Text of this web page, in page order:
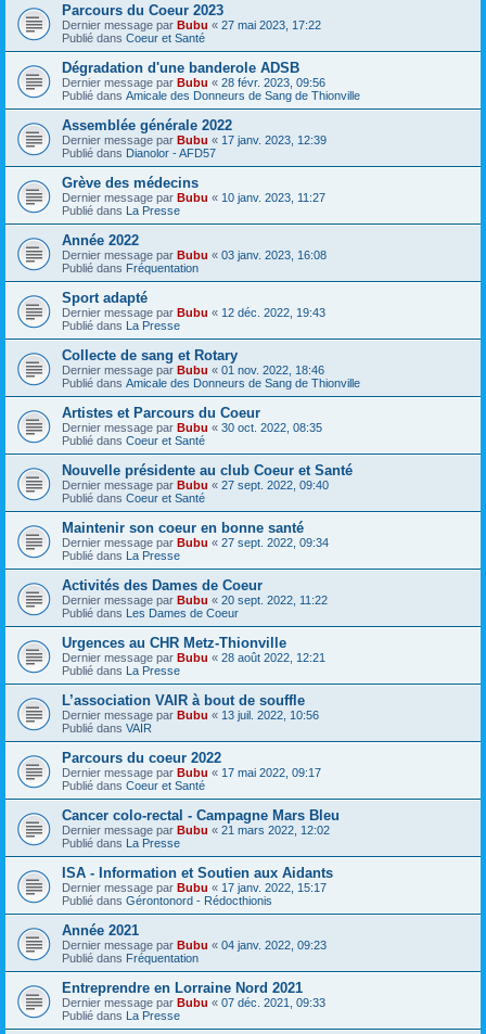
Parcours du Coeur 2023
Dernier message par Bubu « 27 mai 2023, 17:22
Publié dans Coeur et Santé
Dégradation d'une banderole ADSB
Dernier message par Bubu « 28 févr. 2023, 09:56
Publié dans Amicale des Donneurs de Sang de Thionville
Assemblée générale 2022
Dernier message par Bubu « 17 janv. 2023, 12:39
Publié dans Dianolor - AFD57
Grève des médecins
Dernier message par Bubu « 10 janv. 2023, 11:27
Publié dans La Presse
Année 2022
Dernier message par Bubu « 03 janv. 2023, 16:08
Publié dans Fréquentation
Sport adapté
Dernier message par Bubu « 12 déc. 2022, 19:43
Publié dans La Presse
Collecte de sang et Rotary
Dernier message par Bubu « 01 nov. 2022, 18:46
Publié dans Amicale des Donneurs de Sang de Thionville
Artistes et Parcours du Coeur
Dernier message par Bubu « 30 oct. 2022, 08:35
Publié dans Coeur et Santé
Nouvelle présidente au club Coeur et Santé
Dernier message par Bubu « 27 sept. 2022, 09:40
Publié dans Coeur et Santé
Maintenir son coeur en bonne santé
Dernier message par Bubu « 27 sept. 2022, 09:34
Publié dans La Presse
Activités des Dames de Coeur
Dernier message par Bubu « 20 sept. 2022, 11:22
Publié dans Les Dames de Coeur
Urgences au CHR Metz-Thionville
Dernier message par Bubu « 28 août 2022, 12:21
Publié dans La Presse
L’association VAIR à bout de souffle
Dernier message par Bubu « 13 juil. 2022, 10:56
Publié dans VAIR
Parcours du coeur 2022
Dernier message par Bubu « 17 mai 2022, 09:17
Publié dans Coeur et Santé
Cancer colo-rectal - Campagne Mars Bleu
Dernier message par Bubu « 21 mars 2022, 12:02
Publié dans La Presse
ISA - Information et Soutien aux Aidants
Dernier message par Bubu « 17 janv. 2022, 15:17
Publié dans Gérontonord - Rédocthionis
Année 2021
Dernier message par Bubu « 04 janv. 2022, 09:23
Publié dans Fréquentation
Entreprendre en Lorraine Nord 2021
Dernier message par Bubu « 07 déc. 2021, 09:33
Publié dans La Presse